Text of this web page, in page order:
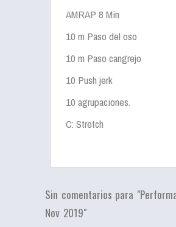
AMRAP 8 Min
10 m Paso del oso
10 m Paso cangrejo
10 Push jerk
10 agrupaciones.
C: Stretch
Sin comentarios para
Nov 2019"